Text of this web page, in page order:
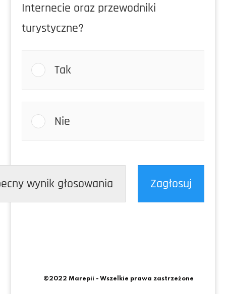
Internecie oraz przewodniki
turystyczne?
Tak
Nie
wynik głosowania Zagłosuj
©2022 Marepii - Wszelkie prawa zastrzeżone